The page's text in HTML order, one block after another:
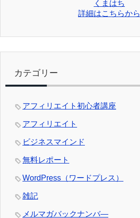
くまはち
詳細はこちらから
カテゴリー
アフィリエイト初心者講座
アフィリエイト
ビジネスマインド
無料レポート
WordPress（ワードプレス）
雑記
メルマガバックナンバ―